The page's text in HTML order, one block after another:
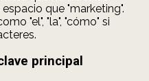
que "marketing".
"el", "la", "cómo" si
principal